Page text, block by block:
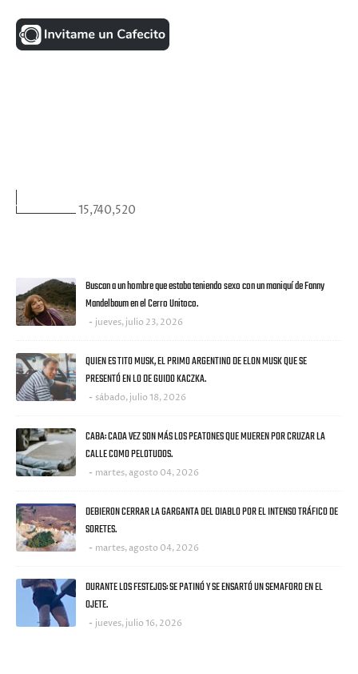
15,740,520
Buscan a un hombre que estaba teniendo sexo con un maniquí de Fanny
Mandelbaum en el Cerro Unitoco.
jueves, julio 23, 2026
QUIEN ES TITO MUSK, EL PRIMO ARGENTINO DE ELON MUSK QUE SE
PRESENTÓ EN LO DE GUIDO KACZKA.
sábado, julio 18, 2026
CABA: CADA VEZ SON MÁS LOS PEATONES QUE MUEREN POR CRUZAR LA
CALLE COMO PELOTUDOS.
martes, agosto 04, 2026
DEBIERON CERRAR LA GARGANTA DEL DIABLO POR EL INTENSO TRÁFICO DE
SORETES.
martes, agosto 04, 2026
DURANTE LOS FESTEJOS: SE PATINÓ Y SE ENSARTÓ UN SEMAFORO EN EL
OJETE.
jueves, julio 16, 2026